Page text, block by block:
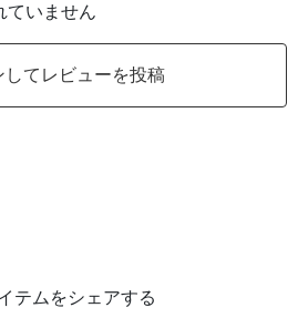
ていません
してレビューを投稿
テムをシェアする